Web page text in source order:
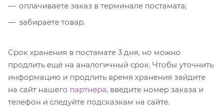
оплачиваете заказ в терминале постамата;
забираете товар.
Срок хранения в постамате 3 дня, но можно
продлить ещё на аналогичный срок. Чтобы уточнить
информацию и продлить время хранения зайдите
на сайт нашего партнера, введите номер заказа и
телефон и следуйте подсказкам на сайте.